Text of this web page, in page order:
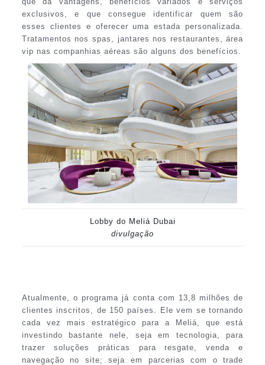
exclusivos, e que consegue identificar quem são
esses clientes e oferecer uma estada personalizada.
Tratamentos nos spas, jantares nos restaurantes, área
vip nas companhias aéreas são alguns dos benefícios.
Lobby do Meliá Dubai
divulgação
Atualmente, o programa já conta com 13,8 milhões de
clientes inscritos, de 150 países. Ele vem se tornando
cada vez mais estratégico para a Meliá, que está
investindo bastante nele, seja em tecnologia, para
trazer soluções práticas para resgate, venda e
navegação no site; seja em parcerias com o trade